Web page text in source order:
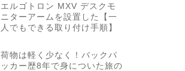
エルゴトロン MXV デスクモ
ニターアームを設置した【一
人でもできる取り付け手順】
荷物は軽く少なく！バックパ
ッカー歴8年で身についた旅の